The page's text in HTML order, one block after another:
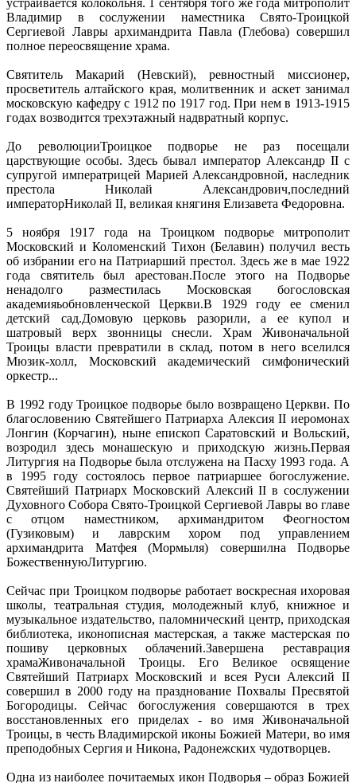
Владимир в сослужении наместника Свято-Троицкой
Сергиевой Лавры архимандрита Павла (Глебова) совершил
полное переосвящение храма.
Святитель Макарий (Невский), ревностный миссионер,
просветитель алтайского края, молитвенник и аскет занимал
московскую кафедру с 1912 по 1917 год. При нем в 1913-1915
годах возводится трехэтажный надвратный корпус.
До революцииТроицкое подворье не раз посещали
царствующие особы. Здесь бывал император Александр II с
супругой императрицей Марией Александровной, наследник
престола Николай Александрович,последний
императорНиколай II, великая княгиня Елизавета Федоровна.
5 ноября 1917 года на Троицком подворье митрополит
Московский и Коломенский Тихон (Белавин) получил весть
об избрании его на Патриарший престол. Здесь же в мае 1922
года святитель был арестован.После этого на Подворье
ненадолго разместилась Московская богословская
академияьобновленческой Церкви.В 1929 году ее сменил
детский сад.Домовую церковь разорили, а ее купол и
шатровый верх звонницы снесли. Храм Живоначальной
Троицы власти превратили в склад, потом в него вселился
Мюзик-холл, Московский академический симфонический
оркестр...
В 1992 году Троицкое подворье было возвращено Церкви. По
благословению Святейшего Патриарха Алексия II иеромонах
Лонгин (Корчагин), ныне епископ Саратовский и Вольский,
возродил здесь монашескую и приходскую жизнь.Первая
Литургия на Подворье была отслужена на Пасху 1993 года. А
в 1995 году состоялось первое патриаршее богослужение.
Святейший Патриарх Московский Алексий II в сослужении
Духовного Собора Свято-Троицкой Сергиевой Лавры во главе
с отцом наместником, архимандритом Феогностом
(Гузиковым) и лаврским хором под управлением
архимандрита Матфея (Мормыля) совершилна Подворье
БожественнуюЛитургию.
Сейчас при Троицком подворье работает воскресная ихоровая
школы, театральная студия, молодежный клуб, книжное и
музыкальное издательство, паломнический центр, приходская
библиотека, иконописная мастерская, а также мастерская по
пошиву церковных облачений.Завершена реставрация
храмаЖивоначальной Троицы. Его Великое освящение
Святейший Патриарх Московский и всея Руси Алексий II
совершил в 2000 году на празднование Похвалы Пресвятой
Богородицы. Сейчас богослужения совершаются в трех
восстановленных его приделах - во имя Живоначальной
Троицы, в честь Владимирской иконы Божией Матери, во имя
преподобных Сергия и Никона, Радонежских чудотворцев.
Одна из наиболее почитаемых икон Подворья – образ Божией